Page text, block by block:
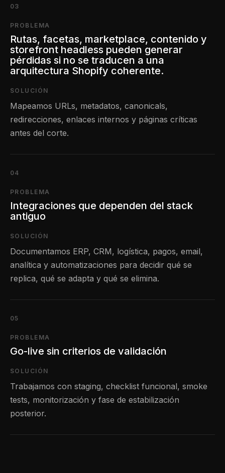
03
PROBLEMA
Rutas, facetas, marketplace, contenido y
storefront headless pueden generar
pérdidas si no se traducen a una
arquitectura Shopify coherente.
SOLUCIÓN
Mapeamos URLs, metadatos, canonicals,
redirecciones, enlaces internos y páginas críticas
antes del corte.
04
PROBLEMA
Integraciones que dependen del stack
antiguo
SOLUCIÓN
Documentamos ERP, CRM, logística, pagos, email,
analítica y automatizaciones para decidir qué se
replica, qué se adapta y qué se elimina.
05
PROBLEMA
Go-live sin criterios de validación
SOLUCIÓN
Trabajamos con staging, checklist funcional, smoke
tests, monitorización y fase de estabilización
posterior.